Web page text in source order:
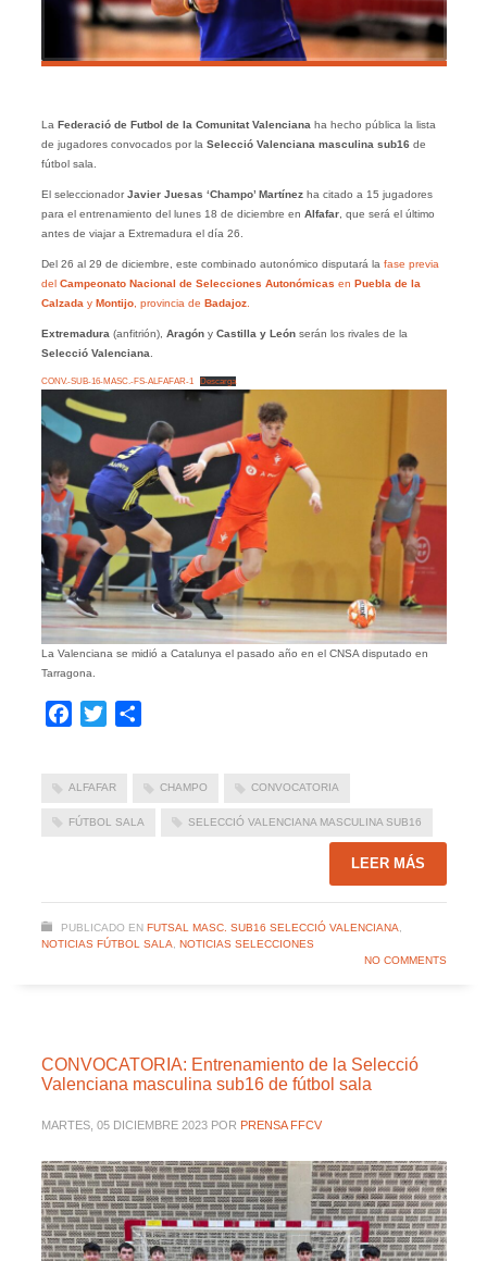
La Federació de Futbol de la Comunitat Valenciana ha hecho pública la lista
de jugadores convocados por la Selecció Valenciana masculina sub16 de
fútbol sala.
El seleccionadorJavier Juesas ‘Champo’ Martínezha citado a 15 jugadores
para el entrenamiento del lunes 18 de diciembre en Alfafar, que será el último
antes de viajar a Extremadura el día 26.
Del 26 al 29 de diciembre, este combinado autonómico disputará la fase previa
del Campeonato Nacional de Selecciones Autonómicas en Puebla de la
Calzada y Montijo, provincia de Badajoz.
Extremadura (anfitrión), Aragóny Castilla y Leónserán los rivales de la
Selecció Valenciana
CONV.-SUB-16-MASC.-FS-ALFAFAR-1 Descarga
La Valenciana se midió a Catalunya el pasado año en el CNSA disputado en
Tarragona.
Facebook
Twitter
ALFAFAR CHAMPO CONVOCATORIA
FÚTBOL SALA SELECCIÓ VALENCIANA MASCULINA SUB16
LEER MÁS
PUBLICADO EN FUTSAL MASC. SUB16 SELECCIÓ VALENCIANA
NOTICIAS FÚTBOL SALA
NOTICIAS SELECCIONES
NO COMMENTS
CONVOCATORIA: Entrenamiento de la Selecció
Valenciana masculina sub16 de fútbol sala
MARTES, 05 DICIEMBRE 2023 POR PRENSA FFCV